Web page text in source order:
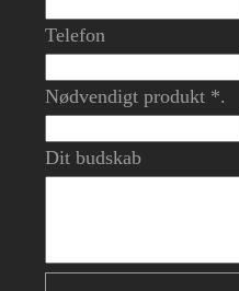
Telefon
Nødvendigt produkt *.
Dit budskab